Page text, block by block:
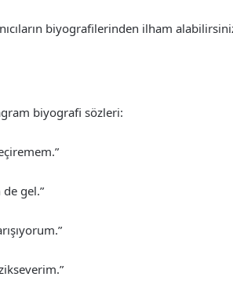
biyografilerinden ilham
biyografi sözleri:
gel.”